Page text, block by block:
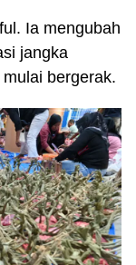
Ia mengubah
jangka
bergerak.